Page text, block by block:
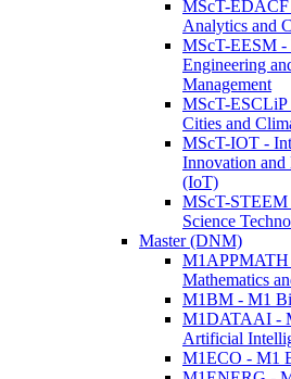
MScT-EDACF
Analytics and
MScT-EESM -
Engineering
Management
MScT-ESCLiP
Cities and
MScT-IOT -
Innovation and
(IoT)
MScT-STEEM
Science
Master (DNM)
Mathematics
M1BM - M1
M1DATAAI -
Artificial
M1ECO - M1